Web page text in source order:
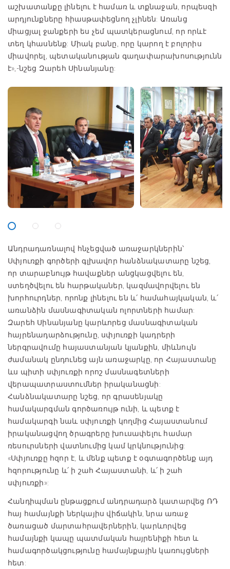
աշխատանքը լինելու է համառ և տքնաջան, որպեսզի
արդյունքները հիասթափեցնող չլինեն: Առանց
միացյալ ջանքերի ես չեմ պատկերացնում, որ որևէ
տեղ կհասնենք: Միակ բանը, որը կարող է բոլորիս
միավորել, պետականության գաղափարախոսությունն
է»,-նշեց Զարեհ Սինանյանը:
Անդրադառնալով հնչեցված առաջարկներին՝
Սփյուռքի գործերի գլխավոր հանձնակատարը նշեց,
որ տարաբնույթ հավաքներ անցկացվելու են,
ստեղծվելու են հարթականեր, կազմավորվելու են
խորհուրդներ, որոնք լինելու են և՛ համահայկական, և՛
առանձին մասնագիտական ոլորտների համար:
Զարեհ Սինանյանը կարևորեց մասնագիտական
հայրենադարձությունը, սփյուռքի կադրերի
ներգրավումը հայաստանյան կյանքին, միևնույն
ժամանակ ընդունեց այն առաջարկը, որ Հայաստանը
ևս պիտի սփյուռքի որոշ մասնագետների
վերապատրաստումներ իրականացնի:
Հանձնակատարը նշեց, որ գրասենյակը
համակարգման գործառույթ ունի, և պետք է
համակարգի նաև սփյուռքի կողմից Հայաստանում
իրականացվող ծրագրերը խուսափելու համար
ռեսուրսների վատնումից կամ կրկնությունից:
«Սփյուռքը հզոր է, և մենք պետք է օգտագործենք այդ
հզորությունը և՛ ի շահ Հայաստանի, և՛ ի շահ
սփյուռքի»:
Հանդիպման ընթացքում անդրադարձ կատարվեց ՌԴ
հայ համայնքի ներկայիս վիճակին, նրա առաջ
ծառացած մարտահրավերներին, կարևորվեց
համայնքի կապը պատմական հայրենիքի հետ և
համագործակցությունը համայնքային կառույցների
հետ: